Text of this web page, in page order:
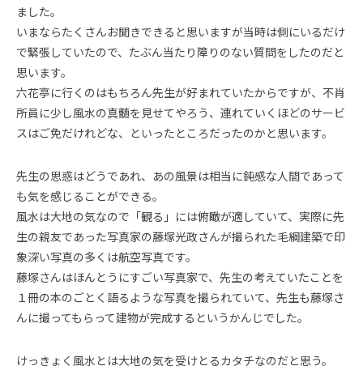
ました。
いまならたくさんお聞きできると思いますが当時は側にいるだけ
で緊張していたので、たぶん当たり障りのない質問をしたのだと
思います。
六花亭に行くのはもちろん先生が好まれていたからですが、不肖
所員に少し風水の真髄を見せてやろう、連れていくほどのサービ
スはご免だけれどな、といったところだったのかと思います。
先生の思惑はどうであれ、あの風景は相当に鈍感な人間であって
も気を感じることができる。
風水は大地の気なので「観る」には俯瞰が適していて、実際に先
生の親友であった写真家の藤塚光政さんが撮られた毛綱建築で印
象深い写真の多くは航空写真です。
藤塚さんはほんとうにすごい写真家で、先生の考えていたことを
１冊の本のごとく語るような写真を撮られていて、先生も藤塚さ
んに撮ってもらって建物が完成するというかんじでした。
けっきょく風水とは大地の気を受けとるカタチなのだと思う。